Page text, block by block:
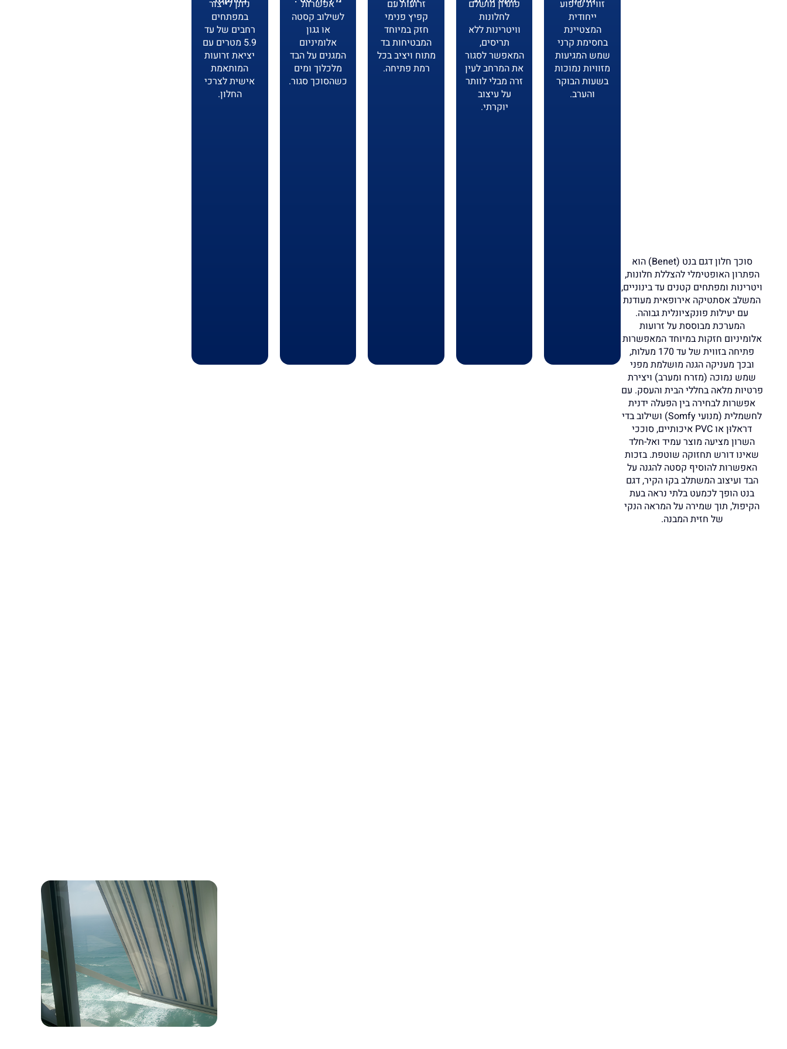
סוכך חלון דגם בנט (Benet) הוא
הפתרון האופטימלי להצללת חלונות,
ויטרינות ומפתחים קטנים עד בינוניים,
המשלב אסתטיקה אירופאית מעודנת
עם יעילות פונקציונלית גבוהה.
המערכת מבוססת על זרועות
אלומיניום חזקות במיוחד המאפשרות
פתיחה בזווית של עד 170 מעלות,
ובכך מעניקה הגנה מושלמת מפני
שמש נמוכה (מזרח ומערב) ויצירת
פרטיות מלאה בחללי הבית והעסק. עם
אפשרות לבחירה בין הפעלה ידנית
לחשמלית (מנועי Somfy) ושילוב בדי
דראלוּן או PVC איכותיים, סוככי
השרון מציעה מוצר עמיד ואל-חלד
שאינו דורש תחזוקה שוטפת. בזכות
האפשרות להוסיף קסטה להגנה על
הבד ועיצוב המשתלב בקו הקיר, דגם
בנט הופך לכמעט בלתי נראה בעת
הקיפול, תוך שמירה על המראה הנקי
של חזית המבנה.
זווית שיפוע
ייחודית
המצטיינת
בחסימת קרני
שמש המגיעות
מזוויות נמוכות
בשעות הבוקר
והערב.
פתרון מושלם
לחלונות
וויטרינות ללא
תריסים,
המאפשר לסגור
את המרחב לעין
זרה מבלי לוותר
על עיצוב
יוקרתי.
זרועות עם
קפיץ פנימי
חזק במיוחד
המבטיחות בד
מתוח ויציב בכל
רמת פתיחה.
אפשרות
לשילוב קסטה
או גגון
אלומיניום
המגנים על הבד
מלכלוך ומים
כשהסוכך סגור.
ניתן לייצור
במפתחים
רחבים של עד
5.9 מטרים עם
יציאת זרועות
המותאמת
אישית לצרכי
החלון.